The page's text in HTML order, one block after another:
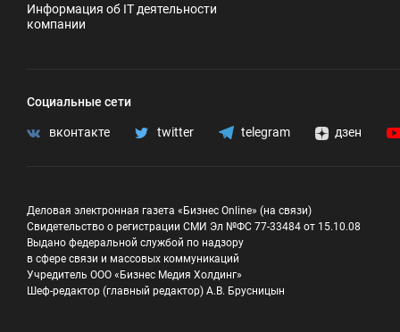
Информация об IT деятельности
компании
Социальные сети
вконтакте twitter telegram дзен
Деловая электронная газета «Бизнес Online» (на связи)
Свидетельство о регистрации СМИ Эл №ФС 77-33484 от 15.10.08
Выдано федеральной службой по надзору
в сфере связи и массовых коммуникаций
Учредитель ООО «Бизнес Медия Холдинг»
Шеф-редактор (главный редактор) А.В. Брусницын